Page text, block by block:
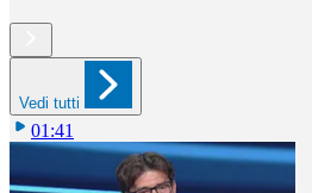
Vedi tutti
01:41